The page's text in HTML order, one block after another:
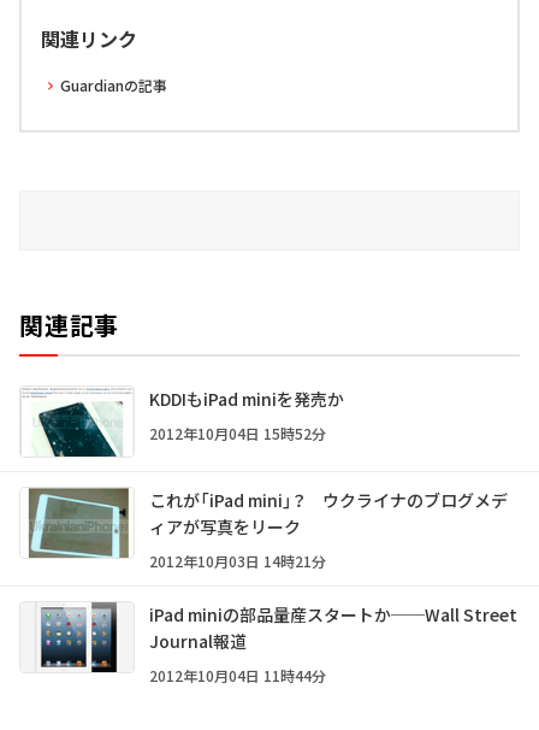
関連リンク
Guardianの記事
関連記事
KDDIもiPad miniを発売か
2012年10月04日 15時52分
これが「iPad mini」？ ウクライナのブログメデ
ィアが写真をリーク
2012年10月03日 14時21分
iPad miniの部品量産スタートか──Wall Street
Journal報道
2012年10月04日 11時44分